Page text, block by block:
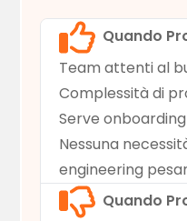
Quando
Team attenti al
Complessità di
Serve
Nessuna
engineering
Quando